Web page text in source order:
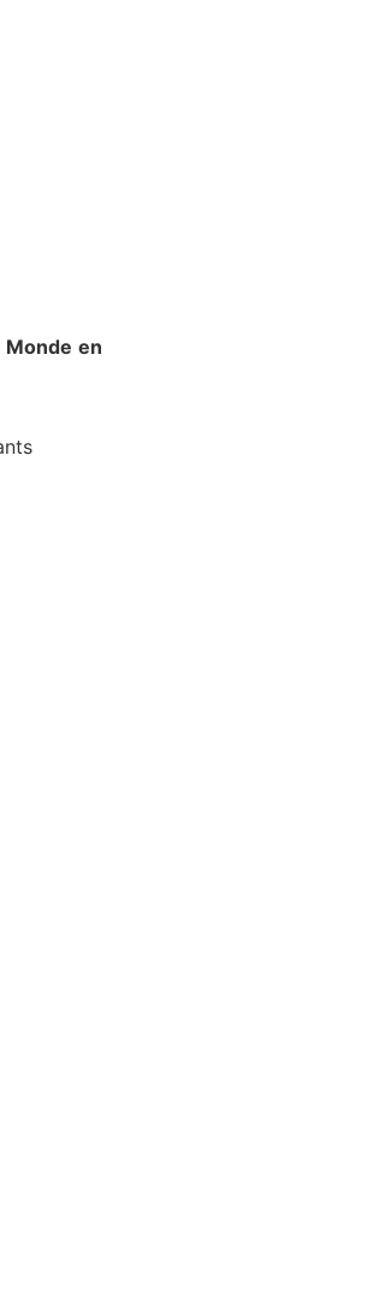
Monde en